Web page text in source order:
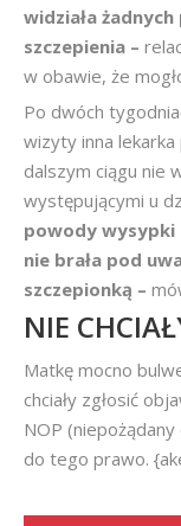
widziała
szczepienia –
w obawie, że
Po dwóch
wizyty inna
dalszym ciągu nie
występującymi u
powody wysypki
nie brała pod
szczepionką –
NIE
Matkę mocno
chciały zgłosić
NOP
do tego prawo.